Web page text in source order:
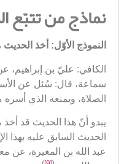
نماذج من تتبّع
النموذج الأوّل: أخذ
الكافي: عليّ بن إبراهيم،
سماعة، قال: سُئل عن
الصلاة، ويمنعه الذي
يبدو أنّ هذا الحديث قد أخذ
الحديث السابق عليه بهذا
عبد الله بن المغيرة، عن